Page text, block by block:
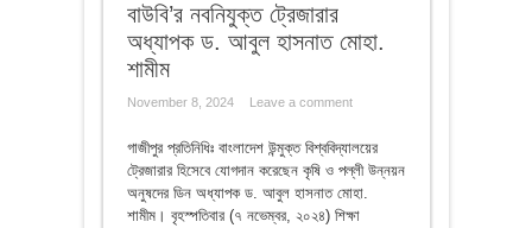
বাউবি’র নবনিযুক্ত ট্রেজারার
অধ্যাপক ড. আবুল হাসনাত মোহা.
শামীম
November 8, 2024 Leave a comment
গাজীপুর প্রতিনিধিঃ বাংলাদেশ উন্মুক্ত বিশ্ববিদ্যালয়ের
ট্রেজারার হিসেবে যোগদান করেছেন কৃষি ও পল্লী উন্নয়ন
অনুষদের ডিন অধ্যাপক ড. আবুল হাসনাত মোহা.
শামীম। বৃহস্পতিবার (৭ নভেম্বর, ২০২৪) শিক্ষা